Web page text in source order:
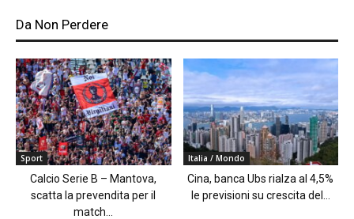
Da Non Perdere
Sport
Calcio Serie B – Mantova,
scatta la prevendita per il
match...
Italia / Mondo
Cina, banca Ubs rialza al 4,5%
le previsioni su crescita del...